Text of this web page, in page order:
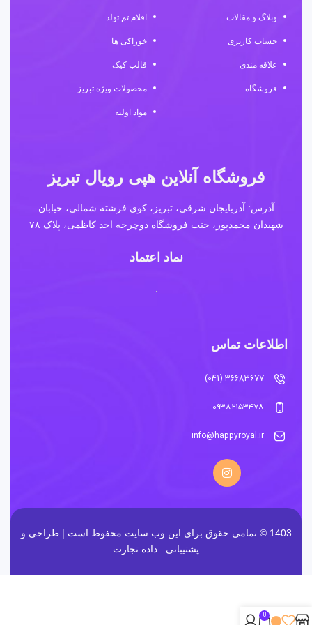
وبلاگ و مقالات
حساب کاربری
علاقه مندی
فروشگاه
اقلام تم تولد
خوراکی ها
قالب کیک
محصولات ویژه تبریز
مواد اولیه
فروشگاه آنلاین هپی رویال تبریز
آدرس: آذربایجان شرقی، تبریز، کوی فرشته شمالی، خیابان
شهیدان محمدپور، جنب فروشگاه دوچرخه احد کاظمی، پلاک ۷۸
نماد اعتماد
اطلاعات تماس
36683677 (041)
۰۹۳۸۲۱۵۳۴۷۸
info@happyroyal.ir
1403 © تمامی حقوق برای این وب سایت محفوظ است | طراحی و
پشتیبانی : داده تجارت
0